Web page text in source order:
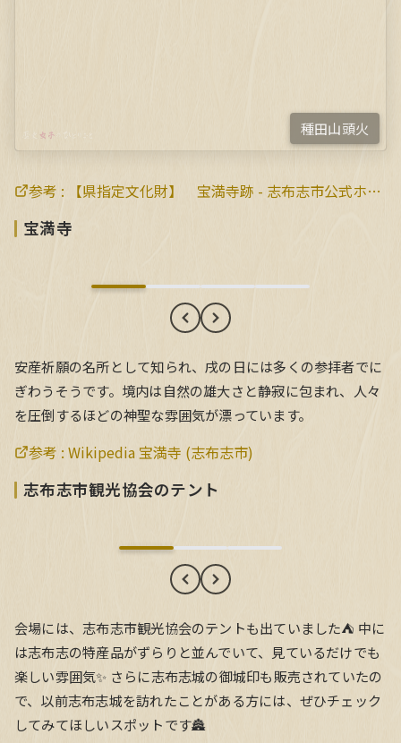
種田山頭火
参考 : 【県指定文化財】 宝満寺跡 - 志布志市公式ホームページ
宝満寺
安産祈願の名所として知られ、戌の日には多くの参拝者でに
ぎわうそうです。境内は自然の雄大さと静寂に包まれ、人々
を圧倒するほどの神聖な雰囲気が漂っています。
参考 : Wikipedia 宝満寺 (志布志市)
志布志市観光協会のテント志布志市観光協会のテント
会場には、志布志市観光協会のテントも出ていました⛺ 中に
は志布志の特産品がずらりと並んでいて、見ているだけでも
楽しい雰囲気✨ さらに志布志城の御城印も販売されていたの
で、以前志布志城を訪れたことがある方には、ぜひチェック
してみてほしいスポットです🏯